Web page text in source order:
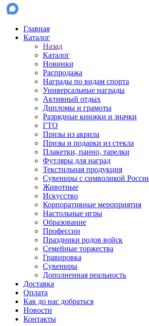
Главная
Каталог
Назад
Каталог
Новинки
Распродажа
Награды по видам спорта
Универсальные награды
Активный отдых
Дипломы и грамоты
Разрядные книжки и значки
ГТО
Призы из акрила
Призы и подарки из стекла
Плакетки, панно, тарелки
Футляры для наград
Текстильная продукция
Сувениры с символикой
Животные
Искусство
Корпоративные мероприятия
Настольные игры
Образование
Профессии
Праздники родов войск
Семейные торжества
Гравировка
Сувениры
Дополненная реальность
Доставка
Оплата
Как до нас добраться
Новости
Контакты